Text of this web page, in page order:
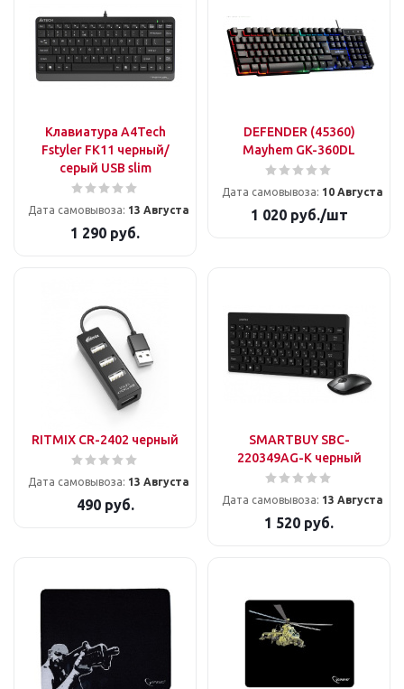
Клавиатура A4Tech
Fstyler FK11 черный/
серый USB slim
Дата самовывоза: 13 Августа
1 290 руб.
DEFENDER (45360)
Mayhem GK-360DL
Дата самовывоза: 10 Августа
1 020руб./шт
RITMIX CR-2402 черный
Дата самовывоза: 13 Августа
490руб.
SMARTBUY SBC-
220349AG-K черный
Дата самовывоза: 13 Августа
1 520 руб.